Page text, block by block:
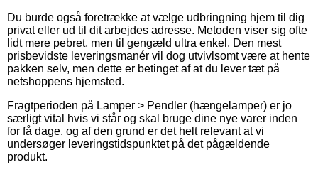
Du burde også foretrække at vælge udbringning hjem til dig
privat eller ud til dit arbejdes adresse. Metoden viser sig ofte
lidt mere pebret, men til gengæld ultra enkel. Den mest
prisbevidste leveringsmanér vil dog utvivlsomt være at hente
pakken selv, men dette er betinget af at du lever tæt på
netshoppens hjemsted.
Fragtperioden på Lamper > Pendler (hængelamper) er jo
særligt vital hvis vi står og skal bruge dine nye varer inden
for få dage, og af den grund er det helt relevant at vi
undersøger leveringstidspunktet på det pågældende
produkt.